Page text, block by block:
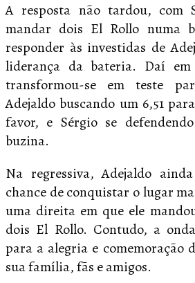
A resposta não tardou, com
mandar dois El Rollo numa
responder às investidas de
liderança da bateria. Daí
transformou-se em teste
Adejaldo buscando um 6,51
favor, e Sérgio se
buzina.
Na regressiva, Adejaldo
chance de conquistar o lugar
uma direita em que ele
dois El Rollo. Contudo, a
para a alegria e comemoração
sua família, fãs e amigos.